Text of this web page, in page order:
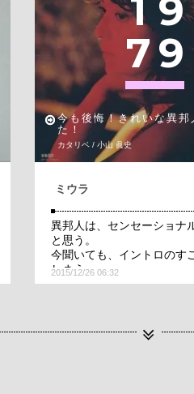
1 9
79
今も後悔！きれいな異邦
た！
カタリベ / 小山 眞史
ミウラ
異邦人は、センセーショナ
と思う。
今聞いても、イントロのす
しまう。
2015/12/26 06:32